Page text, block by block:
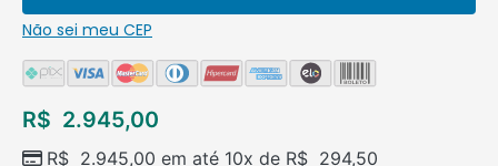
Não sei meu CEP
R$ 2.945,00
R$ 2.945,00 em até 10x de R$ 294,50